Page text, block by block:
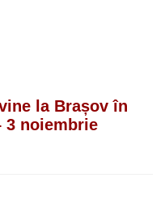
la Brașov în
3 noiembrie